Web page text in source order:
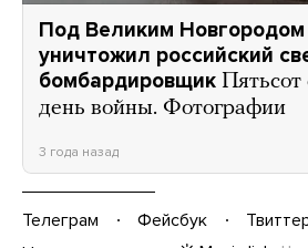
Под Великим Новгородом
уничтожил российский
бомбардировщик Пятьсот
день войны. Фотографии
3 года назад
Телеграм Фейсбук